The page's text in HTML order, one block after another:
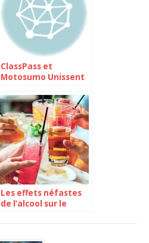
ClassPass et
Motosumo Unissent
Révolutionner le
Cyclisme Intérieur
Connecté au Travail
Les effets néfastes
de l’alcool sur le